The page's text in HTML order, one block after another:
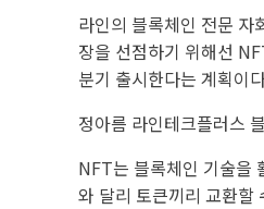
라인의 블록체인 전문
장을 선점하기 위해선
분기 출시한다는 계획이
정아름 라인테크플러스
NFT는 블록체인 기술을
와 달리 토큰끼리 교환할